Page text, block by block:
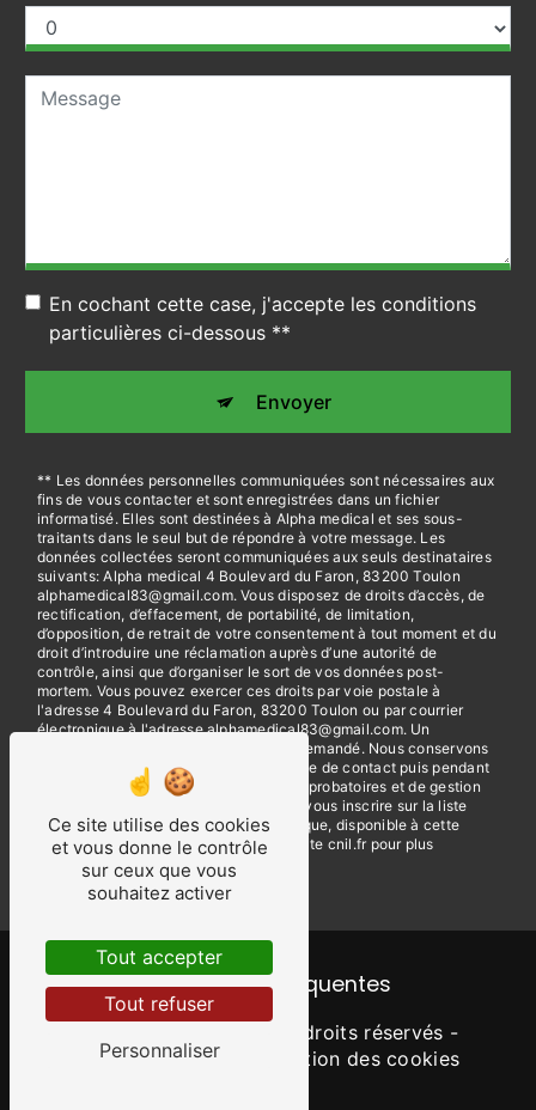
En cochant cette case, j'accepte les conditions
particulières ci-dessous **
Envoyer
** Les données personnelles communiquées sont nécessaires aux
fins de vous contacter et sont enregistrées dans un fichier
informatisé. Elles sont destinées à Alpha medical et ses sous-
traitants dans le seul but de répondre à votre message. Les
données collectées seront communiquées aux seuls destinataires
suivants: Alpha medical 4 Boulevard du Faron, 83200 Toulon
alphamedical83@gmail.com. Vous disposez de droits d’accès, de
rectification, d’effacement, de portabilité, de limitation,
d’opposition, de retrait de votre consentement à tout moment et du
droit d’introduire une réclamation auprès d’une autorité de
contrôle, ainsi que d’organiser le sort de vos données post-
mortem. Vous pouvez exercer ces droits par voie postale à
l'adresse 4 Boulevard du Faron, 83200 Toulon ou par courrier
électronique à l'adresse alphamedical83@gmail.com. Un
justificatif d'identité pourra vous être demandé. Nous conservons
vos données pendant la période de prise de contact puis pendant
la durée de prescription légale aux fins probatoires et de gestion
des contentieux. Vous avez le droit de vous inscrire sur la liste
d'opposition au démarchage téléphonique, disponible à cette
adresse: Bloctel.gouv.fr. Consultez le site cnil.fr pour plus
d’informations sur vos droits.
Recherches fréquentes
- 2026 - Tous droits réservés -
Mentions légales
Gestion des cookies
Ce site utilise des cookies
et vous donne le contrôle
sur ceux que vous
souhaitez activer
Tout accepter
Tout refuser
Personnaliser